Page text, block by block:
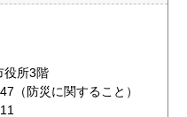
所3階
（防災に関すること）